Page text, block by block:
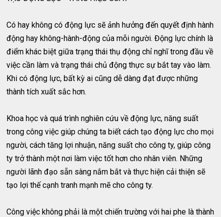
Có hay không có động lực sẽ ảnh hưởng đến quyết định hành
động hay không-hành-động của mỗi người. Động lực chính là
điểm khác biệt giữa trạng thái thụ động chỉ nghĩ trong đầu về
việc cần làm và trạng thái chủ động thực sự bắt tay vào làm.
Khi có động lực, bất kỳ ai cũng dễ dàng đạt được những
thành tích xuất sắc hơn.
Khoa học và quá trình nghiên cứu về động lực, năng suất
trong công việc giúp chúng ta biết cách tạo động lực cho mọi
người, cách tăng lợi nhuận, năng suất cho công ty, giúp công
ty trở thành một nơi làm việc tốt hơn cho nhân viên. Những
người lãnh đạo sẵn sàng nắm bắt và thực hiện cải thiện sẽ
tạo lợi thế cạnh tranh mạnh mẽ cho công ty.
Công việc không phải là một chiến trường với hai phe là thành